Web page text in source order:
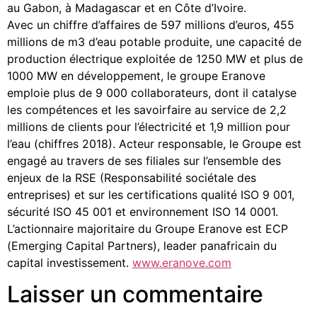
au Gabon, à Madagascar et en Côte d’Ivoire.
Avec un chiffre d’affaires de 597 millions d’euros, 455
millions de m3 d’eau potable produite, une capacité de
production électrique exploitée de 1250 MW et plus de
1000 MW en développement, le groupe Eranove
emploie plus de 9 000 collaborateurs, dont il catalyse
les compétences et les savoirfaire au service de 2,2
millions de clients pour l’électricité et 1,9 million pour
l’eau (chiffres 2018). Acteur responsable, le Groupe est
engagé au travers de ses filiales sur l’ensemble des
enjeux de la RSE (Responsabilité sociétale des
entreprises) et sur les certifications qualité ISO 9 001,
sécurité ISO 45 001 et environnement ISO 14 0001.
L’actionnaire majoritaire du Groupe Eranove est ECP
(Emerging Capital Partners), leader panafricain du
capital investissement. www.eranove.com
Laisser un commentaire